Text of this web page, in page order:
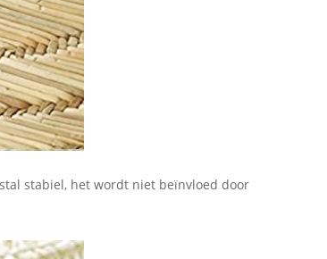
stabiel, het wordt niet beïnvloed door